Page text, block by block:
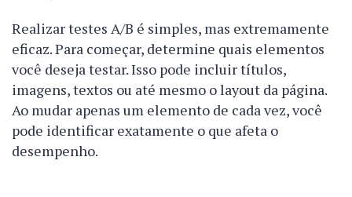
Realizar testes A/B é simples, mas extremamente
eficaz. Para começar, determine quais elementos
você deseja testar. Isso pode incluir títulos,
imagens, textos ou até mesmo o layout da página.
Ao mudar apenas um elemento de cada vez, você
pode identificar exatamente o que afeta o
desempenho.